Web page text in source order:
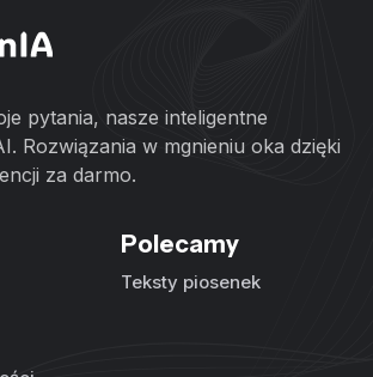
pytania, nasze inteligentne
Rozwiązania w mgnieniu oka dzięki
za darmo.
Polecamy
Teksty piosenek